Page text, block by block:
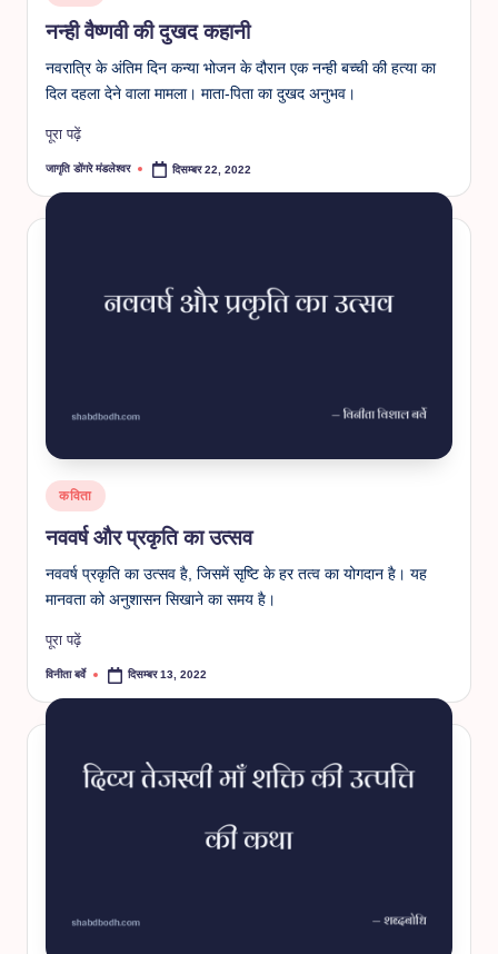
in
नन्ही वैष्णवी की दुखद कहानी
नवरात्रि के अंतिम दिन कन्या भोजन के दौरान एक नन्ही बच्ची की हत्या का
दिल दहला देने वाला मामला। माता-पिता का दुखद अनुभव।
पूरा पढ़ें
Posted
जागृति डोंगरे मंडलेश्वर दिसम्बर 22, 2022
Posted
in
कविता
नववर्ष और प्रकृति का उत्सव
नववर्ष प्रकृति का उत्सव है, जिसमें सृष्टि के हर तत्व का योगदान है। यह
मानवता को अनुशासन सिखाने का समय है।
पूरा पढ़ें
Posted
विनीता बर्वे दिसम्बर 13, 2022